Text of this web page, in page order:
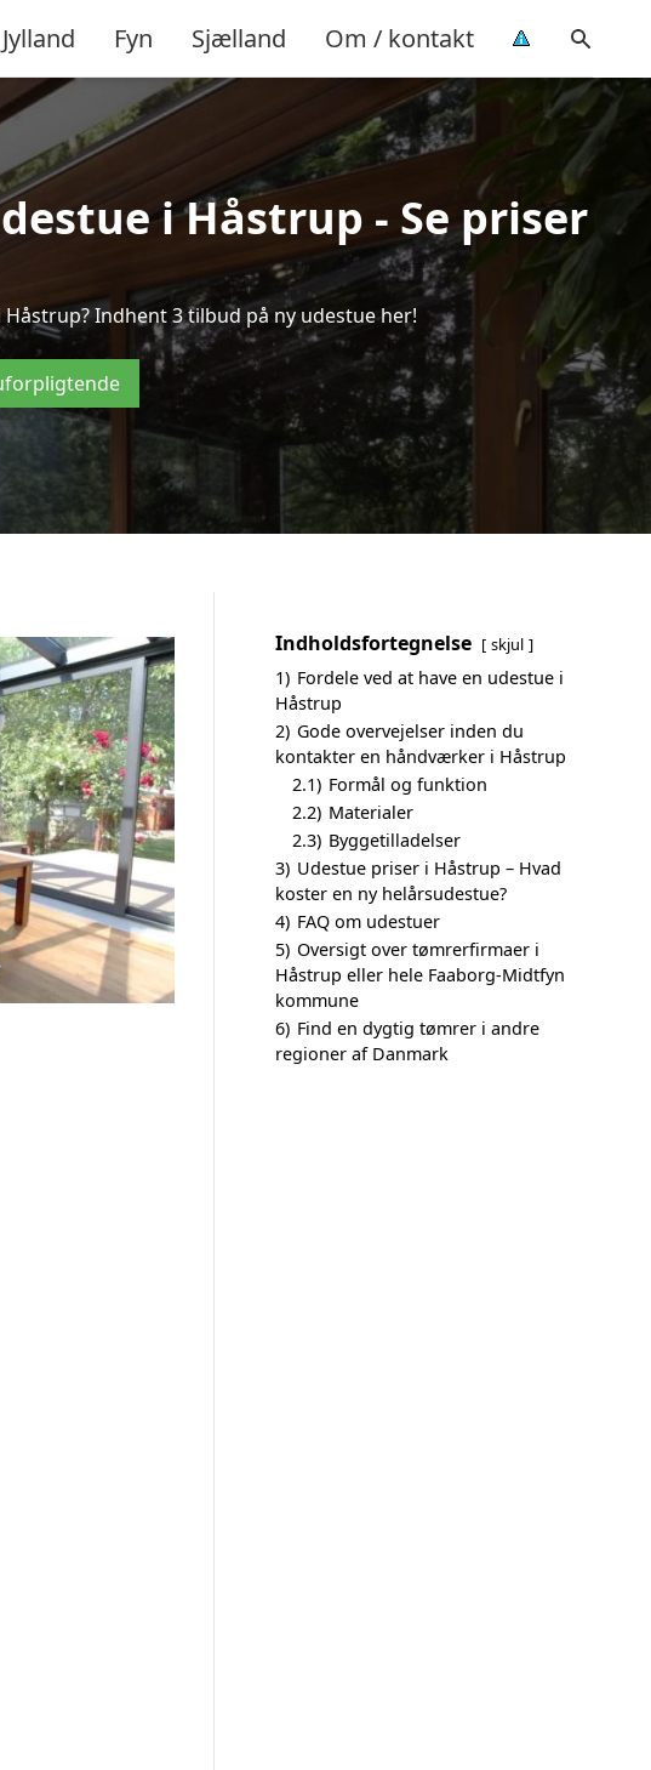
Jylland Fyn Sjælland Om / kontakt
i Håstrup - Se priser
Indhent 3 tilbud på ny udestue her!
Indholdsfortegnelse skjul
1) Fordele ved at have en udestue i
Håstrup
2) Gode overvejelser inden du
kontakter en håndværker i Håstrup
2.1) Formål og funktion
2.2) Materialer
2.3) Byggetilladelser
3) Udestue priser i Håstrup – Hvad
koster en ny helårsudestue?
4) FAQ om udestuer
5) Oversigt over tømrerfirmaer i
Håstrup eller hele Faaborg-Midtfyn
kommune
6) Find en dygtig tømrer i andre
regioner af Danmark